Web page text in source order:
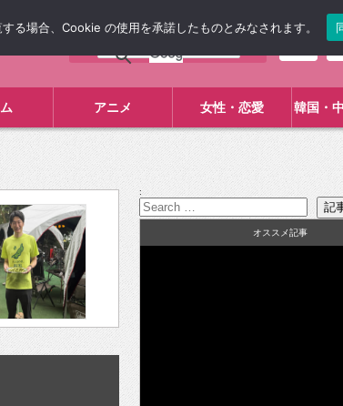
アニメ 女性・恋愛 韓国・
:
オススメ記事
る場合、Cookie の使用を承諾したものとみなされます。